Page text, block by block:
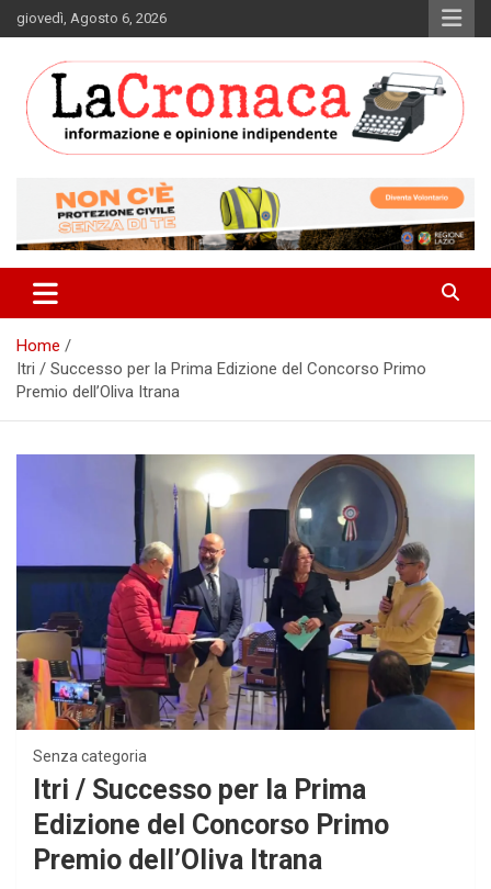
Skip
to
giovedì, Agosto 6, 2026
La Cronaca Quotidiano
Home
Itri / Successo per la Prima Edizione del Concorso Primo
Premio dell’Oliva Itrana
Senza categoria
Itri / Successo per la Prima
Edizione del Concorso Primo
Premio dell’Oliva Itrana